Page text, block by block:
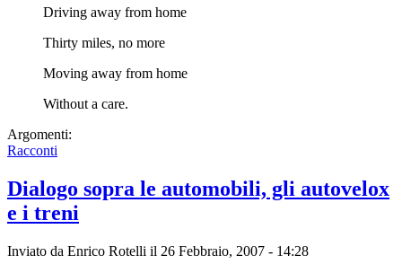
Driving away from home
Thirty miles, no more
Moving away from home
Without a care.
Argomenti:
Racconti
Dialogo sopra le automobili, gli autovelox
e i treni
Inviato da Enrico Rotelli il 26 Febbraio, 2007 - 14:28